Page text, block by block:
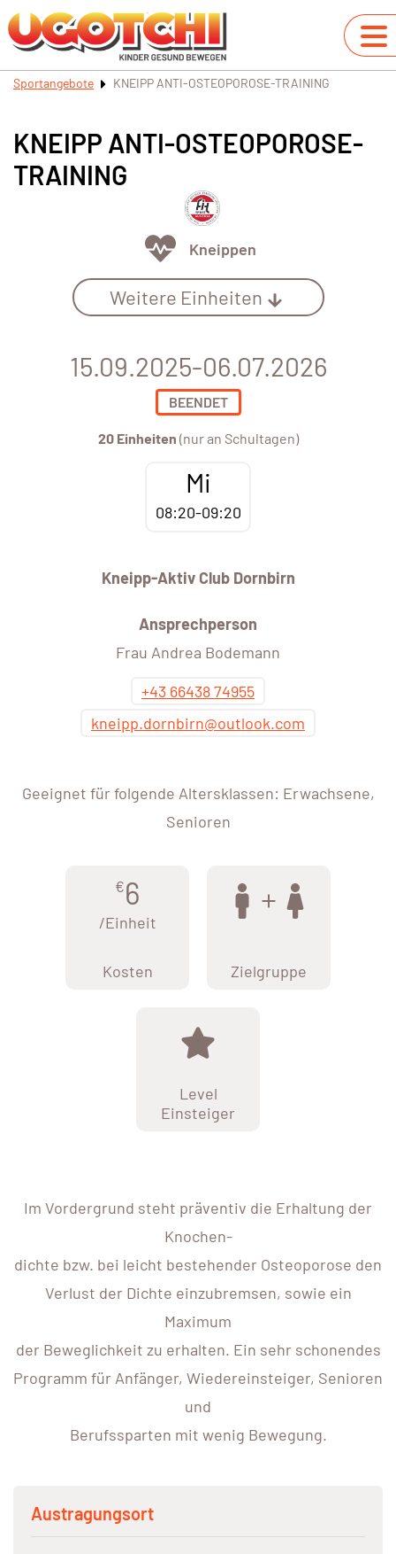
Sportangebote KNEIPP ANTI-OSTEOPOROSE-TRAINING
KNEIPP ANTI-OSTEOPOROSE-
TRAINING
Kneippen
Weitere Einheiten
15.09.2025-06.07.2026
BEENDET
20 Einheiten (nur an Schultagen)
Mi
08:20-09:20
Kneipp-Aktiv Club Dornbirn
Ansprechperson
Frau Andrea Bodemann
+43 66438 74955
kneipp.dornbirn@outlook.com
Geeignet für folgende Altersklassen: Erwachsene,
Senioren
€6
/Einheit
Kosten Zielgruppe
Level
Einsteiger
Im Vordergrund steht präventiv die Erhaltung der
Knochen-
dichte bzw. bei leicht bestehender Osteoporose den
Verlust der Dichte einzubremsen, sowie ein
Maximum
der Beweglichkeit zu erhalten. Ein sehr schonendes
Programm für Anfänger, Wiedereinsteiger, Senioren
und
Berufssparten mit wenig Bewegung.
Austragungsort